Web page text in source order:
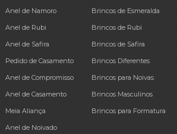
Anel de Namoro
Anel de Rubi
Anel de Safira
Pedido de Casamento
Anel de Compromisso
Anel de Casamento
Meia Aliança
Anel de Noivado
Brincos de Esmeralda
Brincos de Rubi
Brincos de Safira
Brincos Diferentes
Brincos para Noivas
Brincos Masculinos
Brincos para Formatura